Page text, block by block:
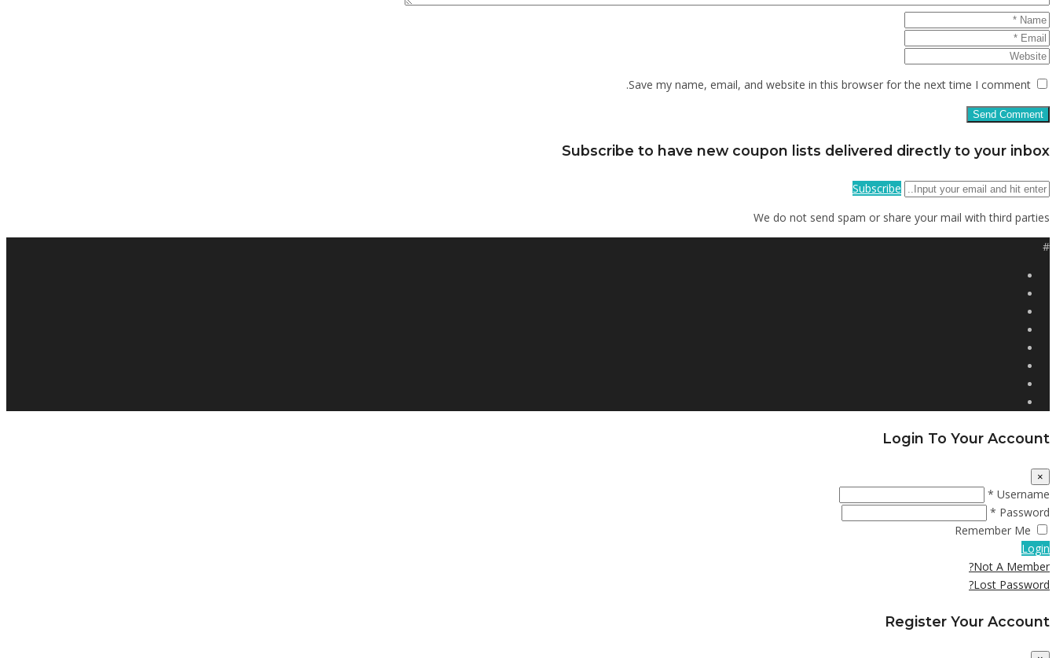
Save my name, email, and website in this browser for the next time I comment.
Subscribe to have new coupon lists delivered directly to your inbox
Subscribe
We do not send spam or share your mail with third parties
#
Login To Your Account
×
Username *
Password *
Remember Me
Login
Not A Member?
Lost Password?
Register Your Account